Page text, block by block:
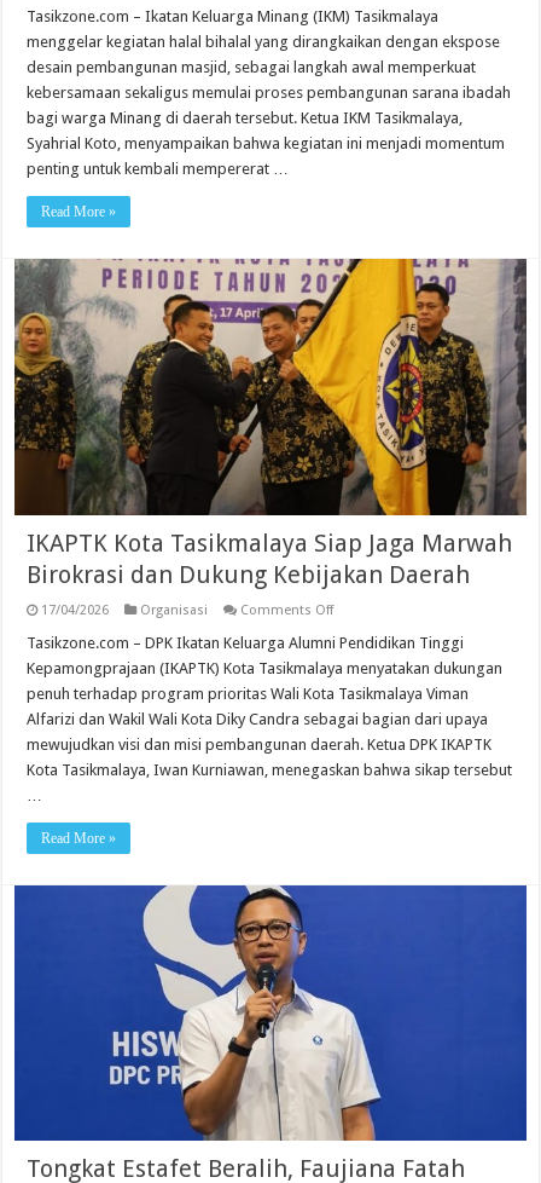
Tasikmalaya
Gelar
Halal
Bihalal
dan
Ekspose
Pembangunan
Masjid
Tasikzone.com – Ikatan Keluarga Minang (IKM) Tasikmalaya
menggelar kegiatan halal bihalal yang dirangkaikan dengan ekspose
desain pembangunan masjid, sebagai langkah awal memperkuat
kebersamaan sekaligus memulai proses pembangunan sarana ibadah
bagi warga Minang di daerah tersebut. Ketua IKM Tasikmalaya,
Syahrial Koto, menyampaikan bahwa kegiatan ini menjadi momentum
penting untuk kembali mempererat …
Read More »
IKAPTK Kota Tasikmalaya Siap Jaga Marwah
Birokrasi dan Dukung Kebijakan Daerah
17/04/2026 Organisasi Comments Offon
Kota
Siap
Jaga
Marwah
Birokrasi
Dukung
Kebijakan
Tasikzone.com – DPK Ikatan Keluarga Alumni Pendidikan Tinggi
Kepamongprajaan (IKAPTK) Kota Tasikmalaya menyatakan dukungan
penuh terhadap program prioritas Wali Kota Tasikmalaya Viman
Alfarizi dan Wakil Wali Kota Diky Candra sebagai bagian dari upaya
mewujudkan visi dan misi pembangunan daerah. Ketua DPK IKAPTK
Kota Tasikmalaya, Iwan Kurniawan, menegaskan bahwa sikap tersebut
Read More »
Tongkat Estafet Beralih, Faujiana Fatah